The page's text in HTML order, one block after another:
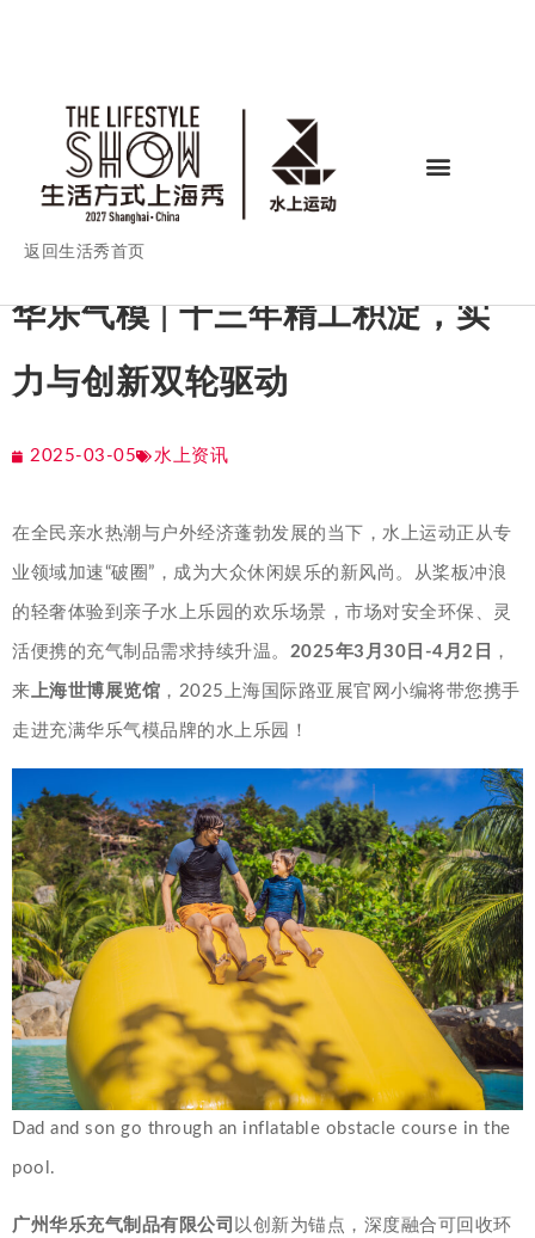
返回生活秀首页
华乐气模 | 十三年精工积淀，实
力与创新双轮驱动
2025-03-05 水上资讯
在全民亲水热潮与户外经济蓬勃发展的当下，水上运动正从专
业领域加速“破圈”，成为大众休闲娱乐的新风尚。从桨板冲浪
的轻奢体验到亲子水上乐园的欢乐场景，市场对安全环保、灵
活便携的充气制品需求持续升温。 2025年3月30日-4月2日 ，
来上海世博展览馆 ，2025上海国际路亚展官网小编将带您携手
走进充满华乐气模品牌的水上乐园！
Dad and son go through an inflatable obstacle course in the
pool.
广州华乐充气制品有限公司 以创新为锚点，深度融合可回收环